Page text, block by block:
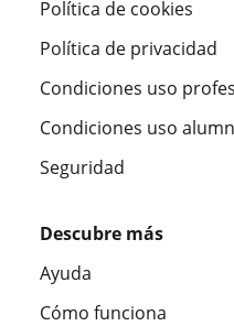
Política de cookies
Política de privacidad
Condiciones uso
Condiciones uso
Seguridad
Descubre más
Ayuda
Cómo funciona